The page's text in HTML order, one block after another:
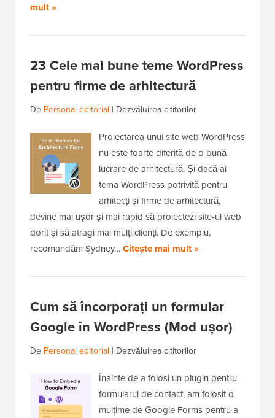
mult »
23 Cele mai bune teme WordPress
pentru firme de arhitectură
De Personal editorial | Dezvăluirea cititorilor
Proiectarea unui site web WordPress
nu este foarte diferită de o bună
lucrare de arhitectură. Și dacă ai
tema WordPress potrivită pentru
arhitecți și firme de arhitectură,
devine mai ușor și mai rapid să proiectezi site-ul web
dorit și să atragi mai mulți clienți. De exemplu,
recomandăm Sydney…Citește mai mult »
Cum să încorporați un formular
Google în WordPress (Mod ușor)
De Personal editorial | Dezvăluirea cititorilor
Înainte de a folosi un plugin pentru
formularul de contact, am folosit o
mulțime de Google Forms pentru a